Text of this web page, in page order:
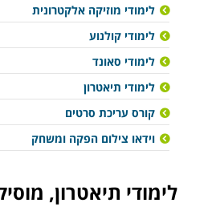
לימודי מוזיקה אלקטרונית
לימודי קולנוע
לימודי סאונד
לימודי תיאטרון
קורס עריכת סרטים
וידאו צילום הפקה ומשחק
לימודי תיאטרון,